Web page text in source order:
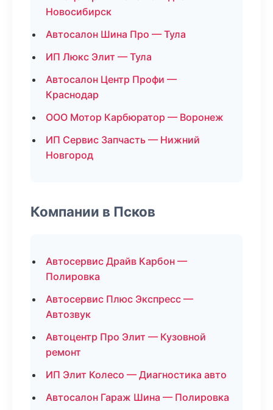
Новосибирск
Автосалон Шина Про — Тула
ИП Люкс Элит — Тула
Автосалон Центр Профи —
Краснодар
ООО Мотор Карбюратор — Воронеж
ИП Сервис Запчасть — Нижний
Новгород
Компании в Псков
Автосервис Драйв Карбон —
Полировка
Автосервис Плюс Экспресс —
Автозвук
Автоцентр Про Элит — Кузовной
ремонт
ИП Элит Колесо — Диагностика авто
Автосалон Гараж Шина — Полировка